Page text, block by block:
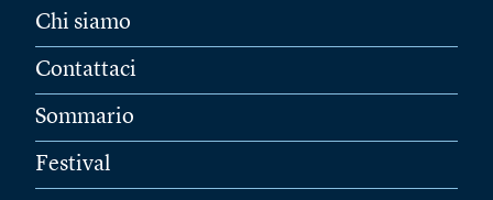
Chi siamo
Contattaci
Sommario
Festival